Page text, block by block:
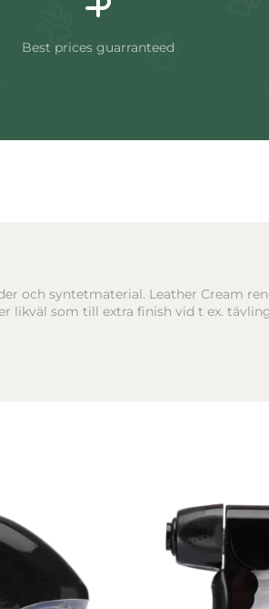
Best prices guarranteed
och syntetmaterial. Leather Cream
som till extra finish vid t ex.